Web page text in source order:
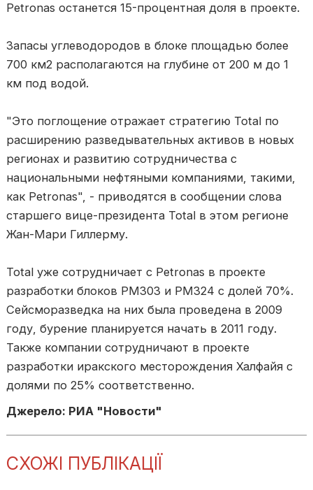
Petronas останется 15-процентная доля в проекте.
Запасы углеводородов в блоке площадью более
700 км2 располагаются на глубине от 200 м до 1
км под водой.
"Это поглощение отражает стратегию Total по
расширению разведывательных активов в новых
регионах и развитию сотрудничества с
национальными нефтяными компаниями, такими,
как Petronas", - приводятся в сообщении слова
старшего вице-президента Total в этом регионе
Жан-Мари Гиллерму.
Total уже сотрудничает с Petronas в проекте
разработки блоков PM303 и PM324 с долей 70%.
Сейсморазведка на них была проведена в 2009
году, бурение планируется начать в 2011 году.
Также компании сотрудничают в проекте
разработки иракского месторождения Халфайя с
долями по 25% соответственно.
Джерело: РИА "Новости"
СХОЖІ ПУБЛІКАЦІЇ